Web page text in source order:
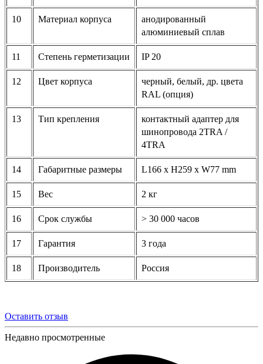
10 Материал корпуса
анодированный
алюминиевый сплав
11 Степень герметизации IP 20
12 Цвет корпуса
черный, белый, др. цвета
RAL (опция)
13 Тип крепления
контактный адаптер для
шинопровода 2TRA /
4TRA
14 Габаритные размеры L166 x H259 x W77 mm
15 Вес 2 кг
16 Срок службы > 30 000 часов
17 Гарантия 3 года
18 Производитель Россия
Оставить отзыв
Недавно просмотренные